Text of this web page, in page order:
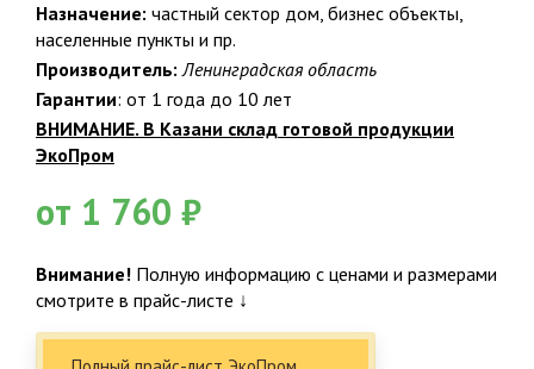
15
15 лет специализация по канализации, 23 года опыта в
строительстве
Назначение: частный сектор дом, бизнес объекты,
населенные пункты и пр.
Производитель: Ленинградская область
Гарантии: от 1 года до 10 лет
ВНИМАНИЕ. В Казани склад готовой продукции
ЭкоПром
от 1 760 ₽
Внимание! Полную информацию с ценами и размерами
смотрите в прайс-листе ↓